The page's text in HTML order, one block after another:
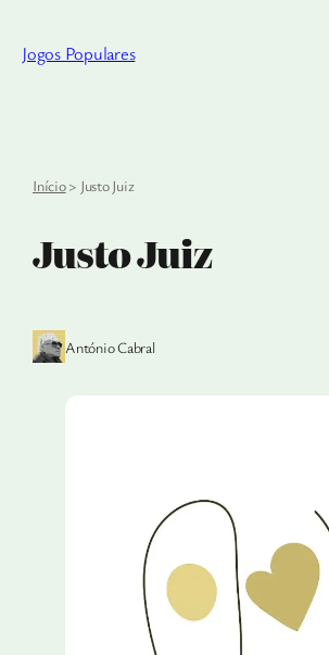
Jogos Populares
Início> Justo Juiz
Justo Juiz
António Cabral